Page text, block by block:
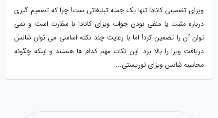
ویزای تضمینی کانادا تنها یک جمله تبلیغاتی ست! چرا که تصمیم گیری
درباره مثبت یا منفی بودن جواب ویزای کانادا با سفارت است و نمی
توان آن را تضمین کرد! اما با رعایت چند نکته اساسی می توان شانس
دریافت ویزا را بالا برد. این نکات مهم کدام ها هستند و اینکه چگونه
محاسبه شانس ویزای توریستی...